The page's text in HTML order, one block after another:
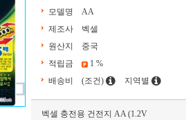
모델명
AA
제조사
벡셀
원산지
중국
적립금
1 %
배송비
(조건) 지역별
벡셀 충전용 건전지 AA (1.2V